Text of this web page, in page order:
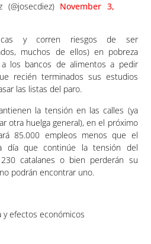
November 3,
y corren riesgos de ser
muchos de ellos) en pobreza
los bancos de alimentos a pedir
recién terminados sus estudios
las listas del paro.
la tensión en las calles (ya
otra huelga general), en el próximo
85.000 empleos menos que el
día que continúe la tensión del
catalanes o bien perderán su
podrán encontrar uno.